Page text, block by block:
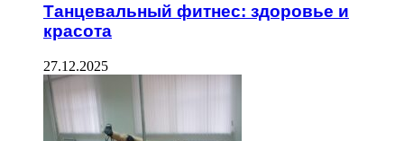
Танцевальный фитнес: здоровье и
красота
27.12.2025